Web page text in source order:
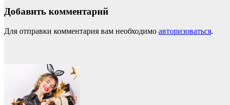
Добавить комментарий
Для отправки комментария вам необходимо авторизоваться.